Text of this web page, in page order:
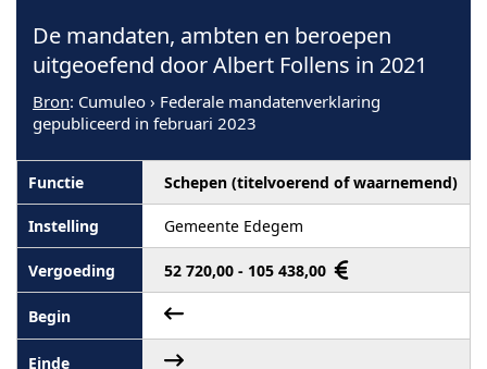
De mandaten, ambten en beroepen
uitgeoefend door Albert Follens in 2021
Bron: Cumuleo › Federale mandatenverklaring
gepubliceerd in februari 2023
Schepen (titelvoerend of waarnemend)
Gemeente Edegem
52 720,00 - 105 438,00